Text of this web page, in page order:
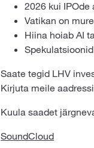
2026 kui IPOde
Vatikan on
Hiina hoiab AI
Saate tegid LHV
Kirjuta meile
Kuula saadet
SoundCloud